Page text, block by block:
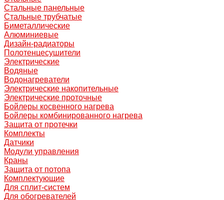
Стальные панельные
Стальные трубчатые
Биметаллические
Алюминиевые
Дизайн-радиаторы
Полотенцесушители
Электрические
Водяные
Водонагреватели
Электрические накопительные
Электрические проточные
Бойлеры косвенного нагрева
Бойлеры комбинированного нагрева
Защита от протечки
Комплекты
Датчики
Модули управления
Краны
Защита от потопа
Комплектующие
Для сплит-систем
Для обогревателей